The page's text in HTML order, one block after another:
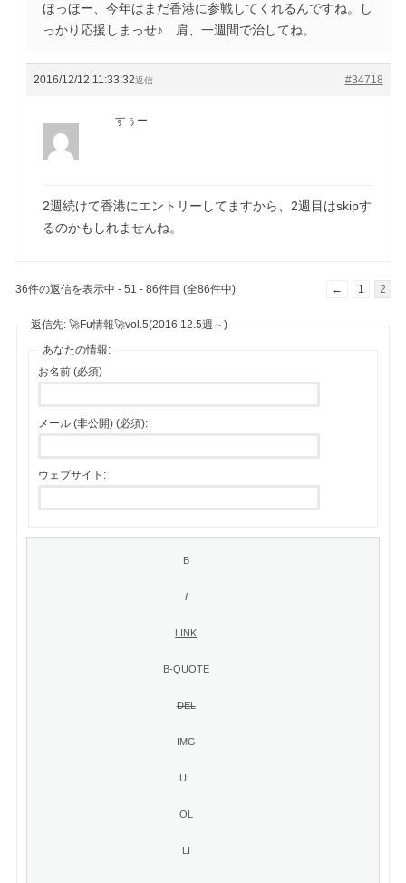
ほっほー、今年はまだ香港に参戦してくれるんですね。し
っかり応援しまっせ♪ 肩、一週間で治してね。
2016/12/12 11:33:32 #34718
返信
すぅー
2週続けて香港にエントリーしてますから、2週目はskipす
るのかもしれませんね。
36件の返信を表示中 - 51 - 86件目 (全86件中) ← 1 2
返信先: 🚀Fu情報🚀vol.5(2016.12.5週～)
あなたの情報:
お名前 (必須)
メール (非公開) (必須):
ウェブサイト: